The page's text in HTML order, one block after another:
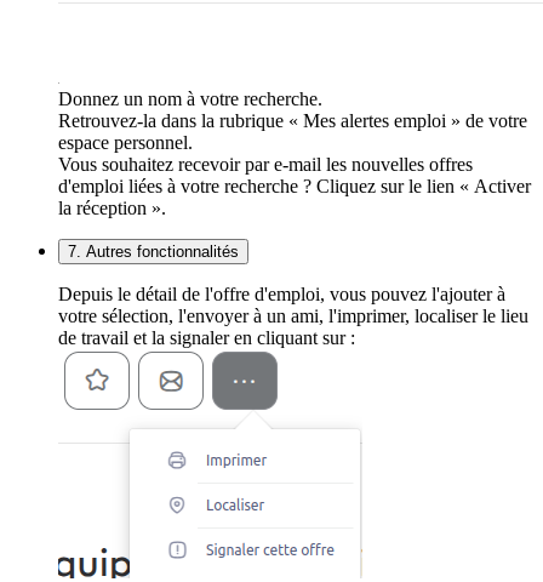
Donnez un nom à votre recherche.
Retrouvez-la dans la rubrique « Mes alertes emploi » de votre
espace personnel.
Vous souhaitez recevoir par e-mail les nouvelles offres
d'emploi liées à votre recherche ? Cliquez sur le lien « Activer
la réception ».
7. Autres fonctionnalités
Depuis le détail de l'offre d'emploi, vous pouvez l'ajouter à
votre sélection, l'envoyer à un ami, l'imprimer, localiser le lieu
de travail et la signaler en cliquant sur :